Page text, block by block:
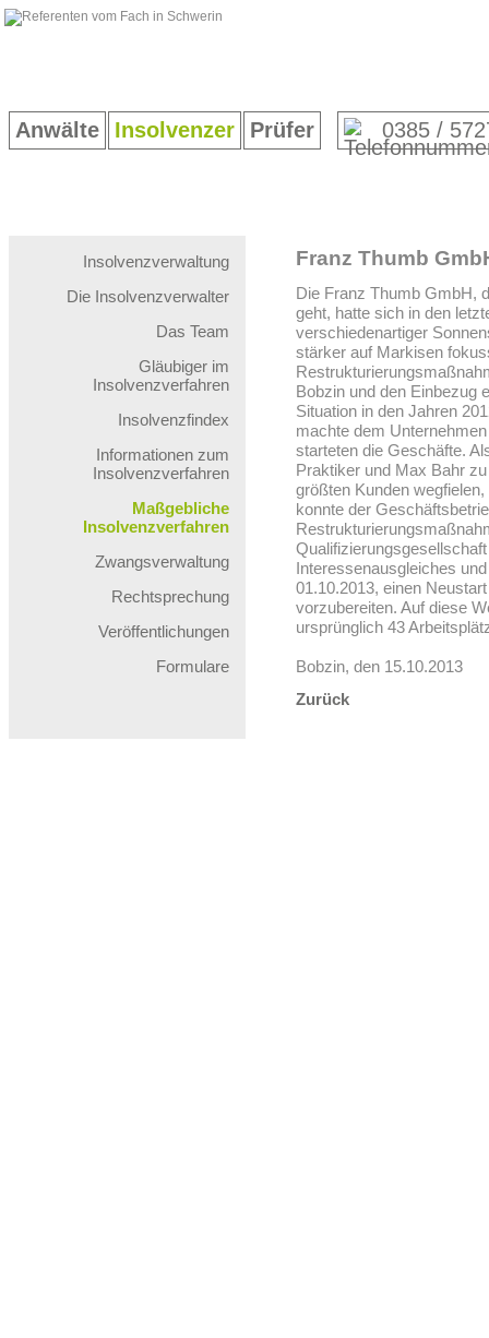
Anwälte Insolvenzer Prüfer 0385 /
Insolvenzverwaltung
Die Insolvenzverwalter
Das Team
Gläubiger im
Insolvenzverfahren
Insolvenzfindex
Informationen zum
Insolvenzverfahren
Maßgebliche
Insolvenzverfahren
Zwangsverwaltung
Rechtsprechung
Veröffentlichungen
Formulare
Franz Thumb
Die Franz Thumb GmbH,
geht, hatte sich in den
verschiedenartiger
stärker auf Markisen
Bobzin und den Einbezug
Situation in den Jahren
machte dem
starteten die Geschäfte.
Praktiker und Max Bahr
größten Kunden
konnte der
Interessenausgleiches
01.10.2013, einen
vorzubereiten. Auf diese
ursprünglich 43
Bobzin, den 15.10.2013
Zurück